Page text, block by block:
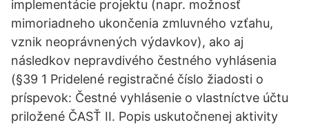
implementácie projektu (napr. možnosť
mimoriadneho ukončenia zmluvného vzťahu,
vznik neoprávnených výdavkov), ako aj
následkov nepravdivého čestného vyhlásenia
(§39 1 Pridelené registračné číslo žiadosti o
príspevok: Čestné vyhlásenie o vlastníctve účtu
priložené ČASŤ II. Popis uskutočnenej aktivity